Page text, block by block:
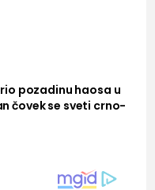
pozadinu haosa u
čovek se sveti crno-